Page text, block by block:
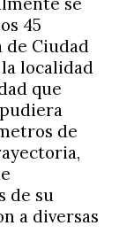
45
Ciudad
localidad
que
de
de su
a diversas